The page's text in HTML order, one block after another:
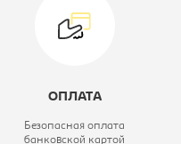
2100
ОПЛАТА
Безопасная оплата
банковской картой